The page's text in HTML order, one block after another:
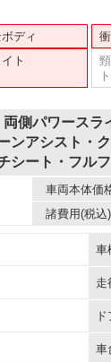
ディ
ト
ト
側パワースラ
ンアシスト・
シート・フル
車両本体価
諸費用(税込)
車
走
ド
車